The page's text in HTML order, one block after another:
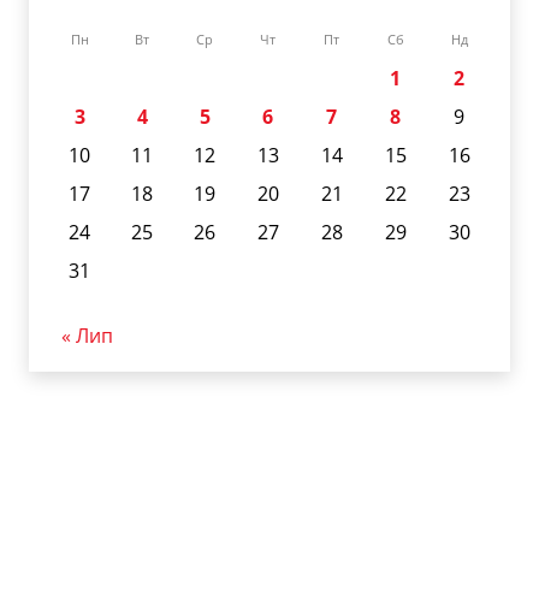
Пн Вт Ср Чт Пт Сб Нд
1
2
3
4 5 6 7 8
9
10
11 12 13 14 15
16
17
18 19 20 21 22
23
24
25 26 27 28 29
30
31
« Лип